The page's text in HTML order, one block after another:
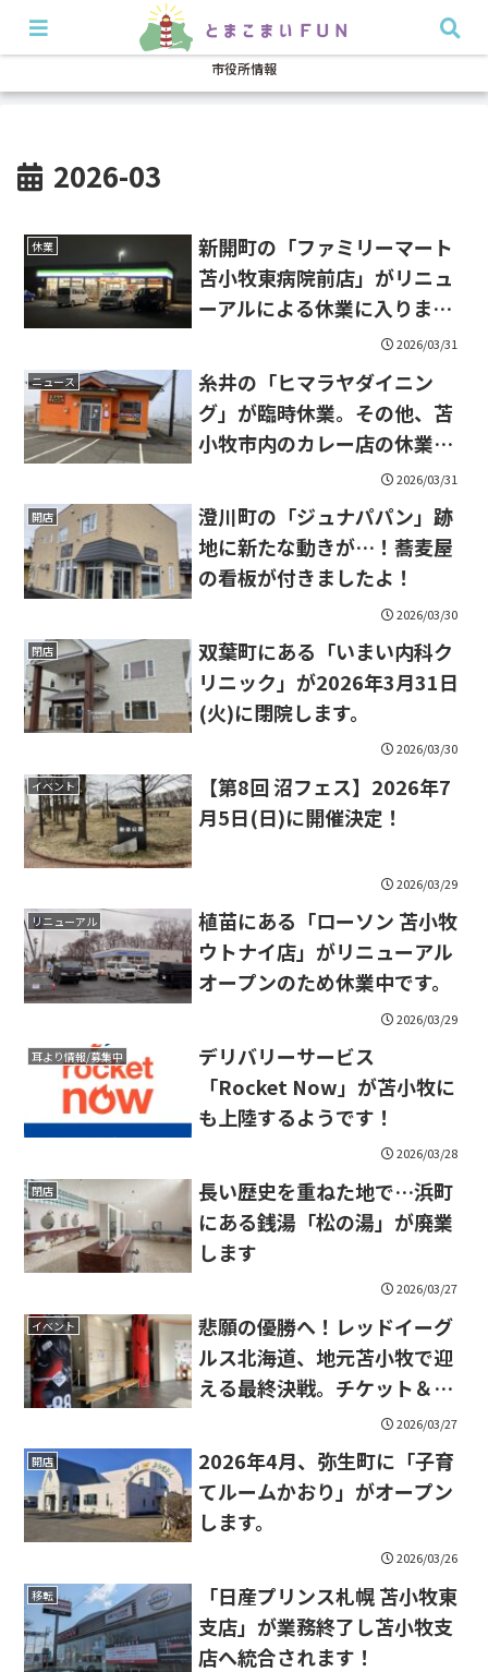
開店・閉店 イベント グルメ 特集 耳より
市役所情報
2026-03
休業
新開町の「ファミリーマート
苫小牧東病院前店」がリニュ
ーアルによる休業に入りま
2026/03/31
ニュース
糸井の「ヒマラヤダイニン
グ」が臨時休業。その他、苫
小牧市内のカレー店の休業情
報についてもお知らせしま
す。
2026/03/31
開店
澄川町の「ジュナパパン」跡
地に新たな動きが…！蕎麦屋
の看板が付きましたよ！
2026/03/30
閉店
双葉町にある「いまい内科ク
リニック」が2026年3月31日
(火)に閉院します。
2026/03/30
イベント
【第8回 沼フェス】2026年7
月5日(日)に開催決定！
2026/03/29
リニューアル
植苗にある「ローソン 苫小牧
ウトナイ店」がリニューアル
オープンのため休業中です。
2026/03/29
耳より情報/募集中
デリバリーサービス
「Rocket Now」が苫小牧に
も上陸するようです！
2026/03/28
閉店
長い歴史を重ねた地で…浜町
にある銭湯「松の湯」が廃業
します
2026/03/27
イベント
悲願の優勝へ！レッドイーグ
ルス北海道、地元苫小牧で迎
える最終決戦。チケット＆PV
2026/03/27
開店
2026年4月、弥生町に「子育
てルームかおり」がオープン
します。
2026/03/26
移転
「日産プリンス札幌 苫小牧東
支店」が業務終了し苫小牧支
店へ統合されます！